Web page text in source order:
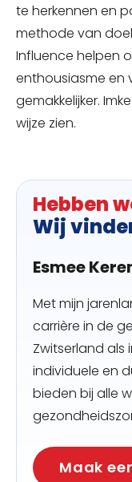
te herkennen en
methode van
Influence helpen
enthousiasme en
gemakkelijker.
wijze zien.
Hebben
Wij
Esmee
Met mijn
carrière in de
Zwitserland als
individuele en
bieden bij alle
Maak